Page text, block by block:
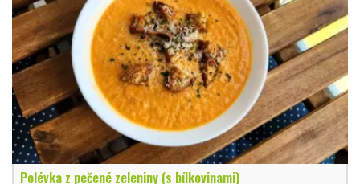
Polévka z pečené zeleniny (s bílkovinami)